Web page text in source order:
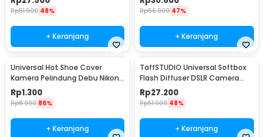
Rp51.900 48%
+ Keranjang
Rp56.900 47%
+ Keranjang
Universal Hot Shoe Cover
Kamera Pelindung Debu Nikon
Canon BS-1 - JT152
Rp1.300
Rp8.900 86%
+ Keranjang
TaffSTUDIO Universal Softbox
Flash Diffuser DSLR Camera
Lighting - YC1517
Rp27.200
Rp51.900 48%
+ Keranjang